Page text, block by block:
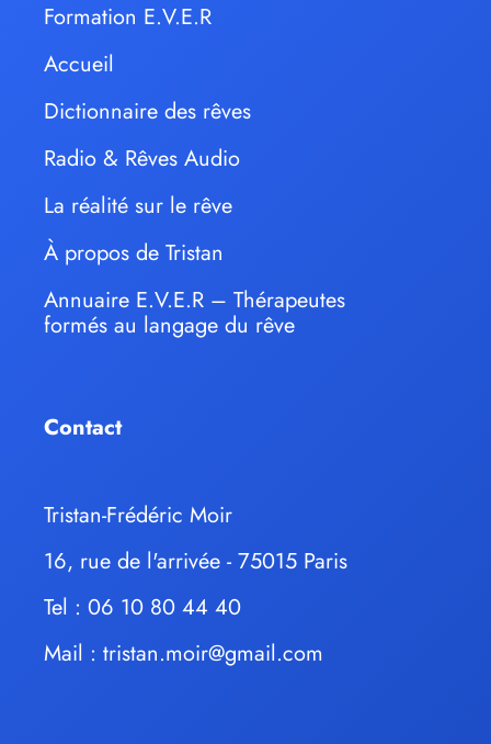
Formation E.V.E.R
Accueil
Dictionnaire des rêves
Radio & Rêves Audio
La réalité sur le rêve
À propos de Tristan
Annuaire E.V.E.R – Thérapeutes
formés au langage du rêve
Contact
Tristan-Frédéric Moir
16, rue de l'arrivée - 75015 Paris
Tel : 06 10 80 44 40
Mail : tristan.moir@gmail.com